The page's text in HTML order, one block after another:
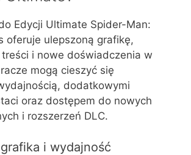
Edycji Ultimate Spider-Man:
oferuje ulepszoną grafikę,
i nowe doświadczenia w
mogą cieszyć się
dodatkowymi
oraz dostępem do nowych
i rozszerzeń DLC.
i wydajność